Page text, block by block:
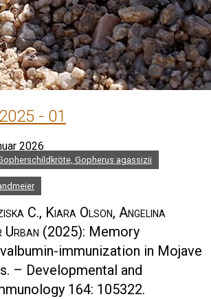
- 01
2026
Gopherus agassizii
C., Kiara Olson, Angelina
(2025): Memory
immunization in Mojave
– Developmental and
164: 105322.